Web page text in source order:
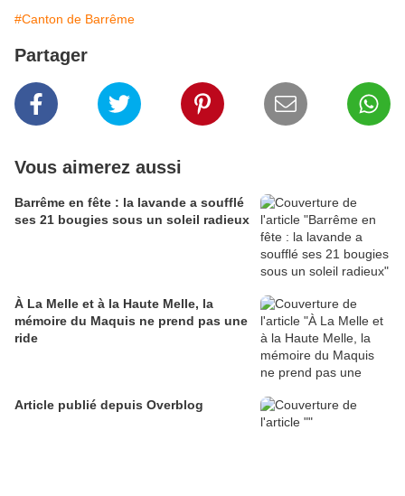
#Canton de Barrême
Partager
Vous aimerez aussi
Barrême en fête : la lavande a soufflé
ses 21 bougies sous un soleil radieux
À La Melle et à la Haute Melle, la
mémoire du Maquis ne prend pas une
ride
Article publié depuis Overblog